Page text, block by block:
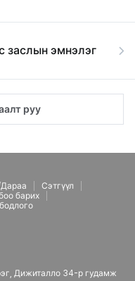
заслын эмнэлэг
руу
Сэтгүүл
барих
Дижиталло 34-р гудамж